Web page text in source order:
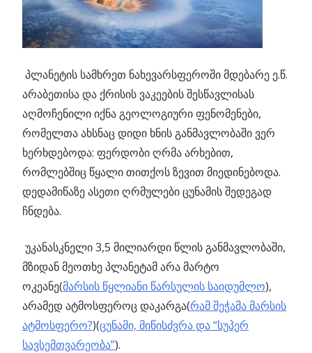
პლანეტის სამხრეთ ნახევარსფეროში მდებარე ე.წ.
არაბეთისა და ქრისის ვაკეების შესწავლისას
აღმოჩენილი იქნა გეოლოგიური ფენომენები,
რომელთა ახსნაც დიდი ხნის განმავლობაში ვერ
ხერხდებოდა: ფერდობი ღრმა არხებით,
რომლებშიც წყალი თითქოს ზევით მიედინებოდა.
დედამიწაზე ასეთი ღრმულები ცუნამის შედეგად
ჩნდება.
უკანასკნელი 3,5 მილიარდი წლის განმავლობაში,
მზიდან მეოთხე პლანეტამ არა მარტო
ოკეანე(მარსის წყლიანი წარსულის საიდუმლო),
არამედ ატმოსფეროც დაკარგა(რამ შეჭამა მარსის
ატმოსფერო?)(ცუნამი, მიწისძვრა და “სუპერ
სავსემთვარეობა”).